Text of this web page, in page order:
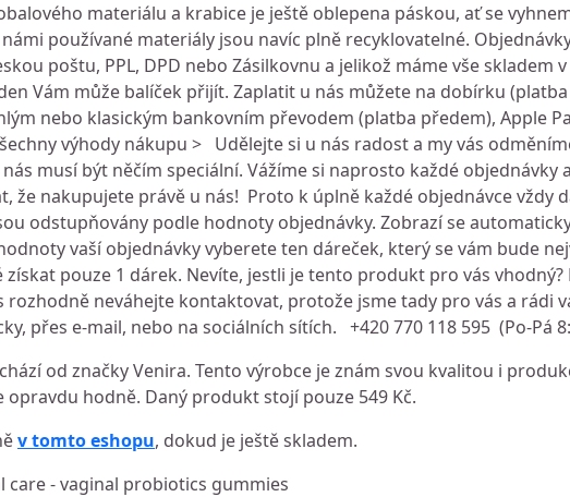
materiálu a krabice je ještě oblepena páskou, ať se
používané materiály jsou navíc plně recyklovatelné.
poštu, PPL, DPD nebo Zásilkovnu a jelikož máme vše skladem
Vám může balíček přijít. Zaplatit u nás můžete na dobírku
nebo klasickým bankovním převodem (platba předem), Apple
výhody nákupu > Udělejte si u nás radost a my vás
musí být něčím speciální. Vážíme si naprosto každé objednávky
že nakupujete právě u nás! Proto k úplně každé objednávce vždy
odstupňovány podle hodnoty objednávky. Zobrazí se
vaší objednávky vyberete ten dáreček, který se vám bude
získat pouze 1 dárek. Nevíte, jestli je tento produkt pro vás
rozhodně neváhejte kontaktovat, protože jsme tady pro vás a rádi
přes e-mail, nebo na sociálních sítích. +420 770 118 595 (Po-Pá
od značky Venira. Tento výrobce je znám svou kvalitou i
hodně. Daný produkt stojí pouze 549 Kč.
v tomto eshopu, dokud je ještě skladem.
care - vaginal probiotics gummies